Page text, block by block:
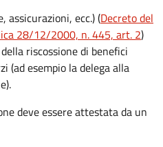
assicurazioni, ecc.) (Decreto del
28/12/2000, n. 445, art. 2)
riscossione di benefici
(ad esempio la delega alla
deve essere attestata da un